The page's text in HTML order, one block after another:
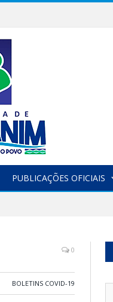
PUBLICAÇÕES OFICIAIS
0
BOLETINS COVID-19